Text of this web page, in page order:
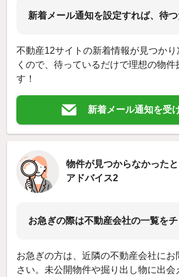
新着メール通知を設定すれば、待つ
不動産12サイトの新着情報が見つか
くので、待っているだけで理想の物件
す！
新着メール通知を受
物件が見つからなかった
アドバイス2
お急ぎの際は不動産会社の一覧をチ
お急ぎの方は、近隣の不動産会社にお
さい。未公開物件や掘り出し物に出会